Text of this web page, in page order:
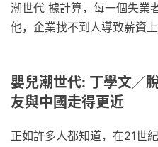
潮世代 據計算，每一個失業
他，企業找不到人導致薪資上
嬰兒潮世代: 丁學文／
友與中國走得更近
正如許多人都知道，在21世